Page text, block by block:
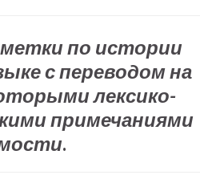
по истории
с переводом на
лексико-
примечаниями
.